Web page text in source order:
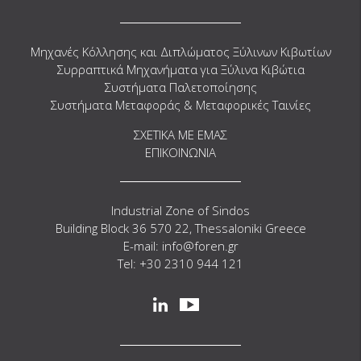
Μηχανές Κόλλησης και Διπλώματος Ξύλινων Κιβωτίων
Συρραπτικά Μηχανήματα για Ξύλινα Κιβώτια
Συστήματα Παλετοποίησης
Συστήματα Μεταφοράς & Μεταφορικές Ταινίες
ΣΧΕΤΙΚΑ ΜΕ ΕΜΑΣ
ΕΠΙΚΟΙΝΩΝΙΑ
Industrial Zone of Sindos
Building Block 36 570 22, Thessaloniki Greece
E-mail: info@foren.gr
Tel: +30 2310 944 121
linkedinyoutube